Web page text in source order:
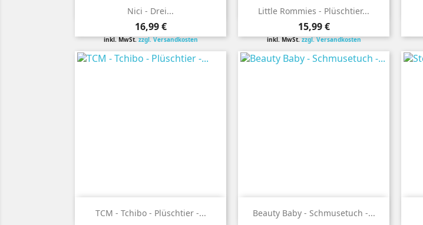
Nici - Drei...
Preis
16,99 €
inkl. MwSt.zzgl. Versandkosten
 Vorschau Little Rommies - Plüschtier...
Preis
15,99 €
inkl. MwSt.zzgl. Versandkosten
 Vorschau
TCM - Tchibo - Plüschtier -...
 Vorschau Beauty Baby - Schmusetuch -...
 Vorschau